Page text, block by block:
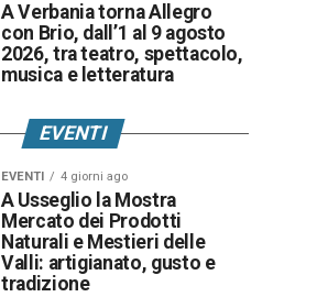
A Verbania torna Allegro
con Brio, dall’1 al 9 agosto
2026, tra teatro, spettacolo,
musica e letteratura
EVENTI
EVENTI 4 giorni ago
A Usseglio la Mostra
Mercato dei Prodotti
Naturali e Mestieri delle
Valli: artigianato, gusto e
tradizione